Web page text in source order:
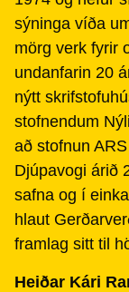
sýninga víða
mörg verk fyrir
undanfarin 20
nýtt
stofnendum
að stofnun
Djúpavogi árið
safna og í
hlaut
framlag sitt til
Heiðar Kári